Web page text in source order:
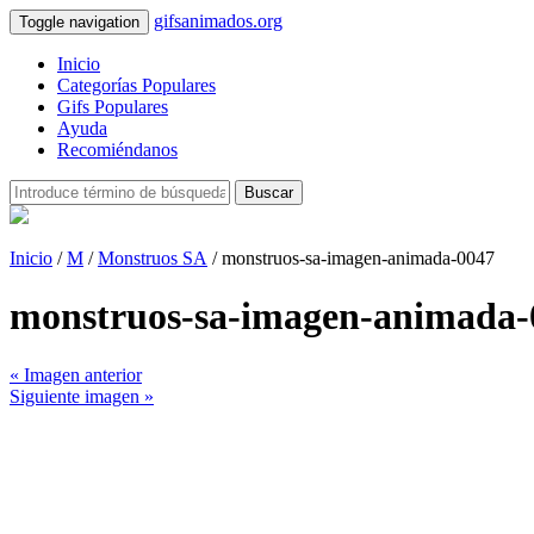
Toggle navigation gifsanimados.org
Inicio
Categorías Populares
Gifs Populares
Ayuda
Recomiéndanos
Buscar
Inicio /M /Monstruos SA / monstruos-sa-imagen-animada-0047
monstruos-sa-imagen-
« Imagen anterior
Siguiente imagen »